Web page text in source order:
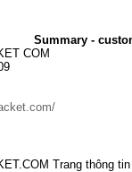
Summary -
COM
Trang thông